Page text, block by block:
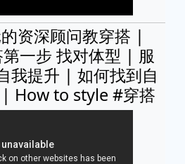
资深顾问教穿搭 |
一步 找对体型 | 服
我提升 | 如何找到自
How to style #穿搭